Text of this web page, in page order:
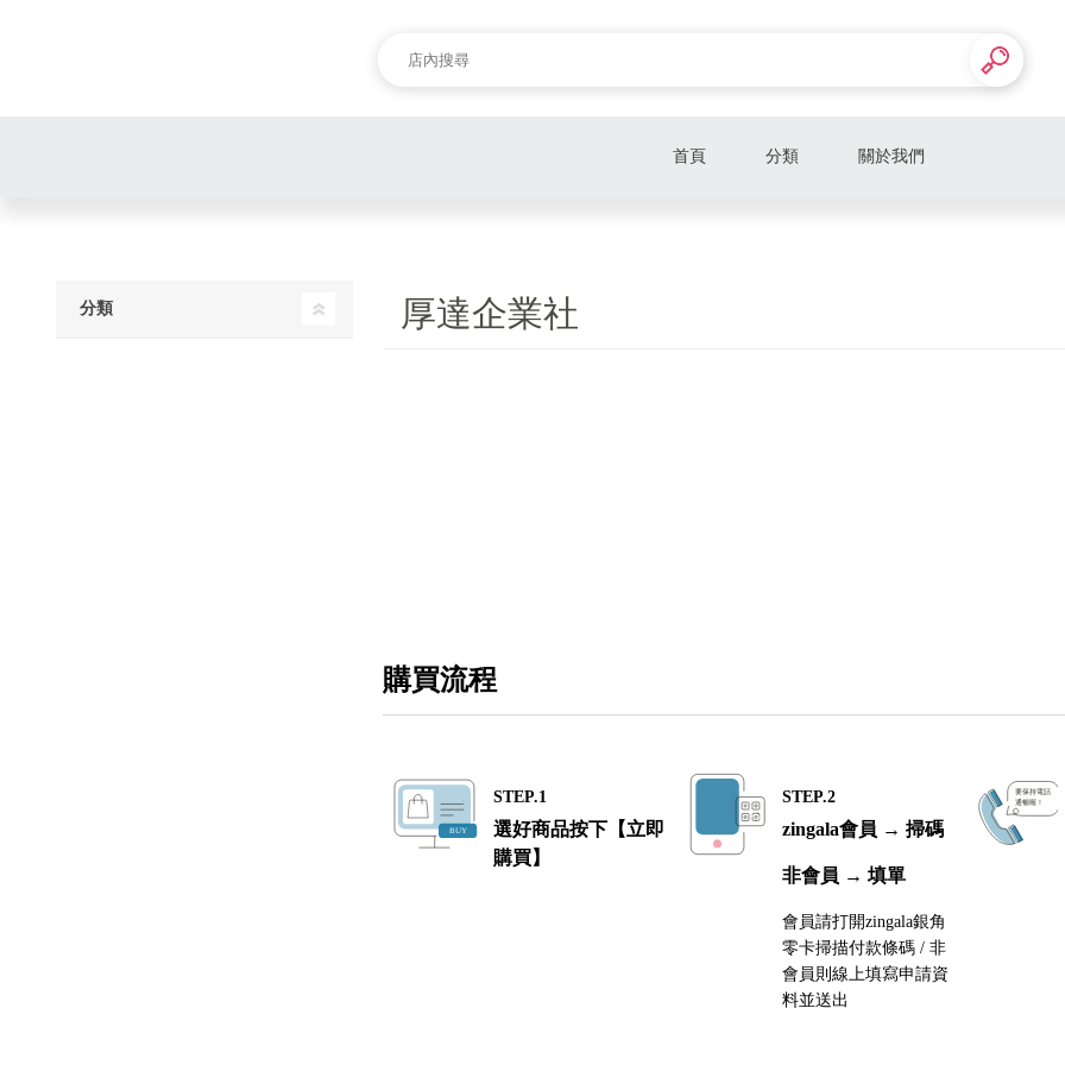
首頁 分類 關於我們
厚達企業社
購買流程
STEP.1
選好商品按下【立即
購買】
STEP.2
zingala會員 → 掃碼
非會員 → 填單
會員請打開zingala銀角
零卡掃描付款條碼 / 非
會員則線上填寫申請資
料並送出
分類